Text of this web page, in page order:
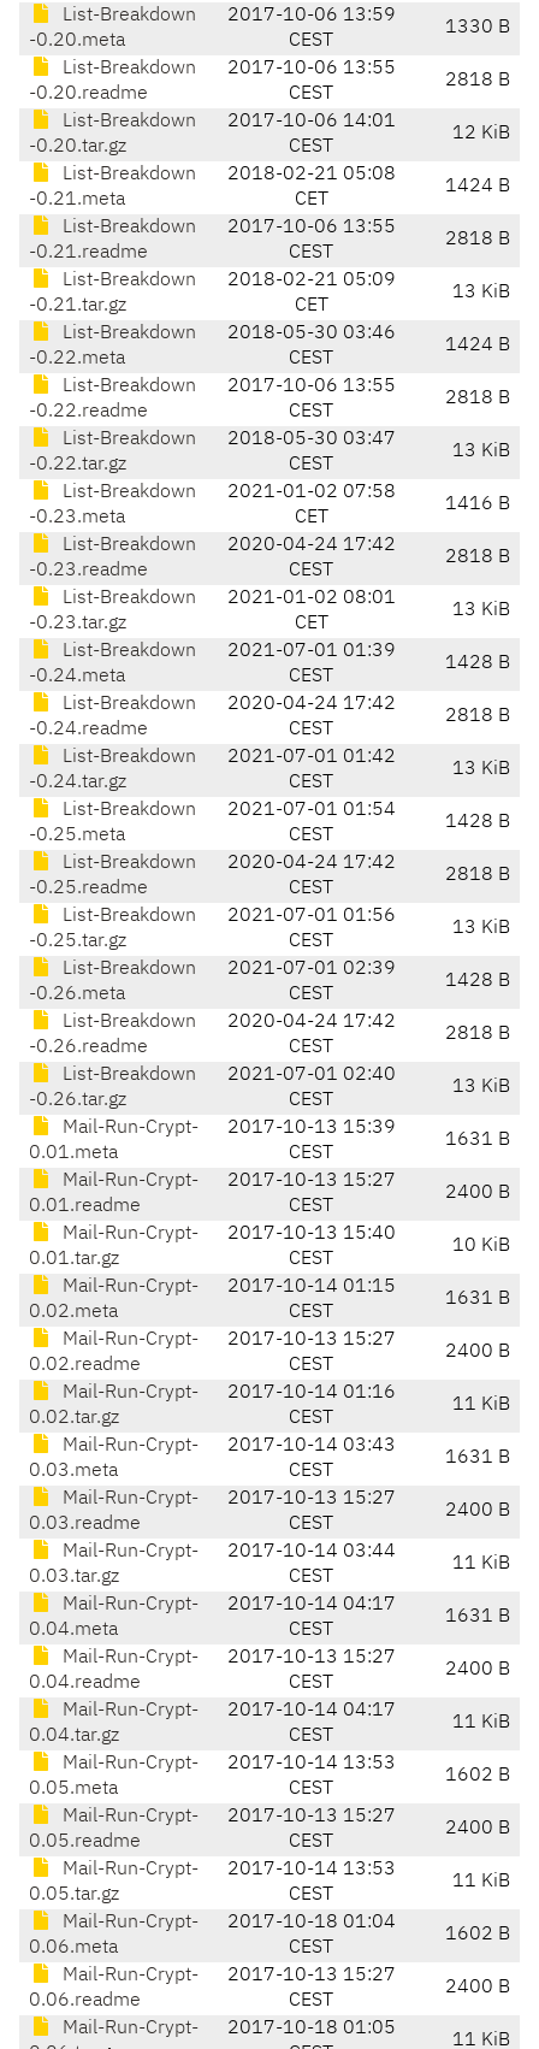
List-Breakdown
-0.20.meta
2017-10-06 13:59
CEST
1330 B
List-Breakdown
-0.20.readme
2017-10-06 13:55
CEST
2818 B
List-Breakdown
-0.20.tar.gz
2017-10-06 14:01
CEST
12 KiB
List-Breakdown
-0.21.meta
2018-02-21 05:08
CET
1424 B
List-Breakdown
-0.21.readme
2017-10-06 13:55
CEST
2818 B
List-Breakdown
-0.21.tar.gz
2018-02-21 05:09
CET
13 KiB
List-Breakdown
-0.22.meta
2018-05-30 03:46
CEST
1424 B
List-Breakdown
-0.22.readme
2017-10-06 13:55
CEST
2818 B
List-Breakdown
-0.22.tar.gz
2018-05-30 03:47
CEST
13 KiB
List-Breakdown
-0.23.meta
2021-01-02 07:58
CET
1416 B
List-Breakdown
-0.23.readme
2020-04-24 17:42
CEST
2818 B
List-Breakdown
-0.23.tar.gz
2021-01-02 08:01
CET
13 KiB
List-Breakdown
-0.24.meta
2021-07-01 01:39
CEST
1428 B
List-Breakdown
-0.24.readme
2020-04-24 17:42
CEST
2818 B
List-Breakdown
-0.24.tar.gz
2021-07-01 01:42
CEST
13 KiB
List-Breakdown
-0.25.meta
2021-07-01 01:54
CEST
1428 B
List-Breakdown
-0.25.readme
2020-04-24 17:42
CEST
2818 B
List-Breakdown
-0.25.tar.gz
2021-07-01 01:56
CEST
13 KiB
List-Breakdown
-0.26.meta
2021-07-01 02:39
CEST
1428 B
List-Breakdown
-0.26.readme
2020-04-24 17:42
CEST
2818 B
List-Breakdown
-0.26.tar.gz
2021-07-01 02:40
CEST
13 KiB
Mail-Run-Crypt-
0.01.meta
2017-10-13 15:39
CEST
1631 B
Mail-Run-Crypt-
0.01.readme
2017-10-13 15:27
CEST
2400 B
Mail-Run-Crypt-
0.01.tar.gz
2017-10-13 15:40
CEST
10 KiB
Mail-Run-Crypt-
0.02.meta
2017-10-14 01:15
CEST
1631 B
Mail-Run-Crypt-
0.02.readme
2017-10-13 15:27
CEST
2400 B
Mail-Run-Crypt-
0.02.tar.gz
2017-10-14 01:16
CEST
11 KiB
Mail-Run-Crypt-
0.03.meta
2017-10-14 03:43
CEST
1631 B
Mail-Run-Crypt-
0.03.readme
2017-10-13 15:27
CEST
2400 B
Mail-Run-Crypt-
0.03.tar.gz
2017-10-14 03:44
CEST
11 KiB
Mail-Run-Crypt-
0.04.meta
2017-10-14 04:17
CEST
1631 B
Mail-Run-Crypt-
0.04.readme
2017-10-13 15:27
CEST
2400 B
Mail-Run-Crypt-
0.04.tar.gz
2017-10-14 04:17
CEST
11 KiB
Mail-Run-Crypt-
0.05.meta
2017-10-14 13:53
CEST
1602 B
Mail-Run-Crypt-
0.05.readme
2017-10-13 15:27
CEST
2400 B
Mail-Run-Crypt-
0.05.tar.gz
2017-10-14 13:53
CEST
11 KiB
Mail-Run-Crypt-
0.06.meta
2017-10-18 01:04
CEST
1602 B
Mail-Run-Crypt-
0.06.readme
2017-10-13 15:27
CEST
2400 B
Mail-Run-Crypt-
2017-10-18 01:05
11 KiB